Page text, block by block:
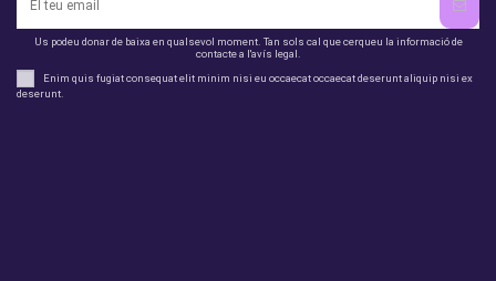
Us podeu donar de baixa en qualsevol moment. Tan sols cal que cerqueu la informació de
contacte a l'avís legal.
Enim quis fugiat consequat elit minim nisi eu occaecat occaecat deserunt aliquip nisi ex
deserunt.